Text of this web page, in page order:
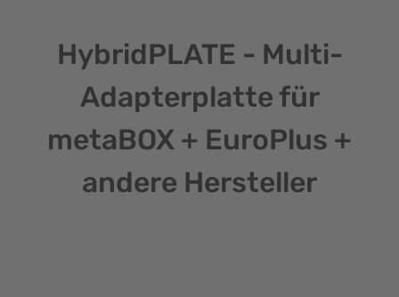
HybridPLATE - Multi-
Adapterplatte für
metaBOX + EuroPlus +
andere Hersteller